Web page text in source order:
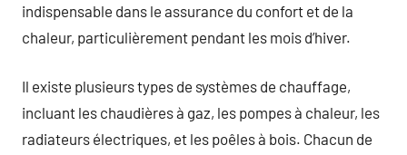
indispensable dans le assurance du confort et de la
chaleur, particulièrement pendant les mois d’hiver.
Il existe plusieurs types de systèmes de chauffage,
incluant les chaudières à gaz, les pompes à chaleur, les
radiateurs électriques, et les poêles à bois. Chacun de